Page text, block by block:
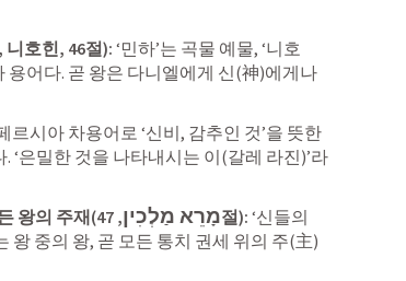
, 니호힌, 46절): ‘민하’는 곡물 예물, ‘니호
용어다. 곧 왕은 다니엘에게 신(神)에게나
르시아 차용어로 ‘신비, 감추인 것’을 뜻한
‘은밀한 것을 나타내시는 이(갈레 라진)’라
왕의 주재( מָרֵא מַלְכִין, 47절): ‘신들의
왕 중의 왕, 곧 모든 통치 권세 위의 주(主)